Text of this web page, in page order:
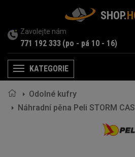
SHOP.
Zavolejte nám
771 192 333 (po - pá 10 - 16)
MenuKATEGORIE
Odolné kufry
Náhradní pěna Peli STORM